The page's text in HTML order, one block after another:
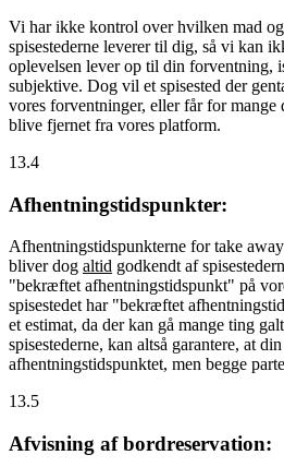
Vi har ikke kontrol over hvilken mad
spisestederne leverer til dig, så vi kan
oplevelsen lever op til din forventning,
subjektive. Dog vil et spisested der
vores forventninger, eller får for mange
blive fjernet fra vores platform.
13.4
Afhentningstidspunkter:
Afhentningstidspunkterne for take
bliver dog altid godkendt af
"bekræftet afhentningstidspunkt" på
spisestedet har "bekræftet
et estimat, da der kan gå mange ting
spisestederne, kan altså garantere, at
afhentningstidspunktet, men begge
13.5
Afvisning af bordreservation: